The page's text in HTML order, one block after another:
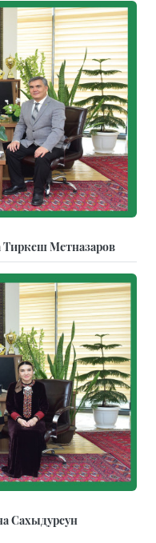
Тиркеш Мeтназаров
Сахыдурсун